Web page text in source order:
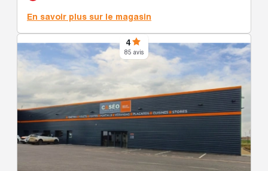
En savoir plus sur le magasin
4
85 avis